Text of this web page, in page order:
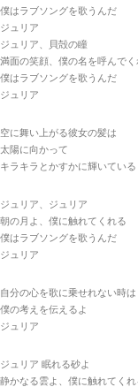
僕はラブソングを歌うんだ
ジュリア
ジュリア、貝殻の瞳
満面の笑顔、僕の名を呼んでく
僕はラブソングを歌うんだ
ジュリア
空に舞い上がる彼女の髪は
太陽に向かって
キラキラとかすかに輝いている
ジュリア、ジュリア
朝の月よ、僕に触れてくれる
僕はラブソングを歌うんだ
ジュリア
自分の心を歌に乗せれない時は
僕の考えを伝えるよ
ジュリア
ジュリア 眠れる砂よ
静かなる雲よ、僕に触れてくれ